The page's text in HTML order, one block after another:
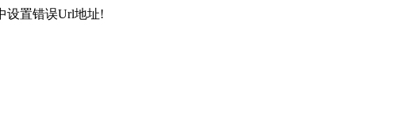
设置错误Url地址!